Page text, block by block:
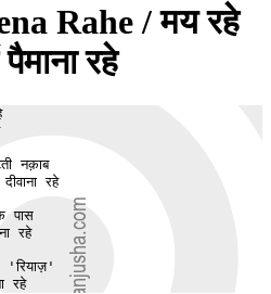
Rahe / मय रहे
रहे
नक़ाब
रहे
पास
रहे
'रियाज़'
रहे